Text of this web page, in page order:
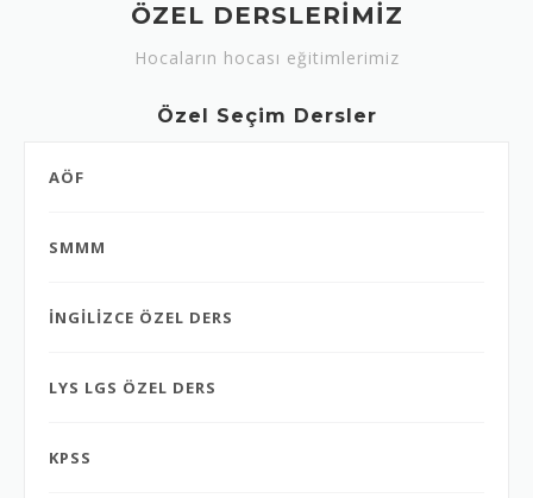
ÖZEL DERSLERİMİZ
Hocaların hocası eğitimlerimiz
Özel Seçim Dersler
AÖF
SMMM
İNGİLİZCE ÖZEL DERS
LYS LGS ÖZEL DERS
KPSS